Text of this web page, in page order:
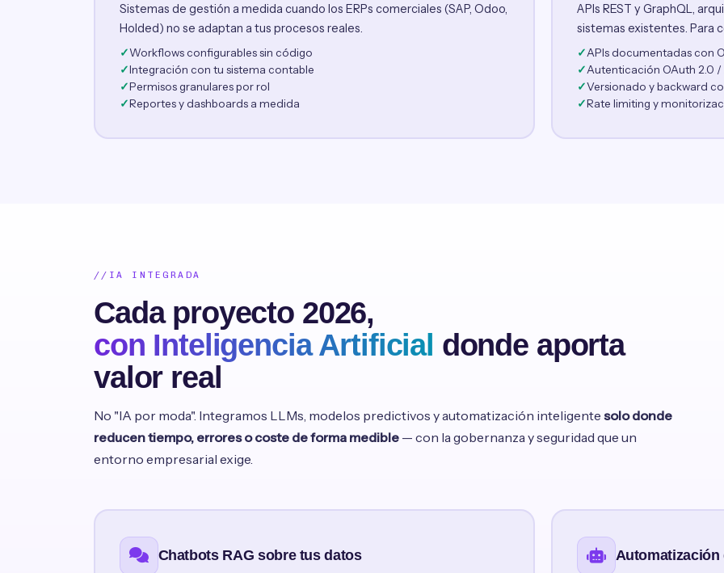
Sistemas de gestión a medida cuando los ERPs comerciales (SAP, Odoo,
Holded) no se adaptan a tus procesos reales.
Workflows configurables sin código
Integración con tu sistema contable
Permisos granulares por rol
Reportes y dashboards a medida
APIs REST y GraphQL,
sistemas existentes. Para
APIs documentadas con
Autenticación OAuth 2.0 /
Versionado y backward
Rate limiting y
IA INTEGRADA
Cada proyecto 2026,
con Inteligencia Artificial donde aporta
valor real
No "IA por moda". Integramos LLMs, modelos predictivos y automatización inteligente solo donde
reducen tiempo, errores o coste de forma medible — con la gobernanza y seguridad que un
entorno empresarial exige.
Chatbots RAG sobre tus datos Automatización